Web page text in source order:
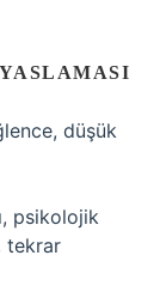
düşük
psikolojik
tekrar